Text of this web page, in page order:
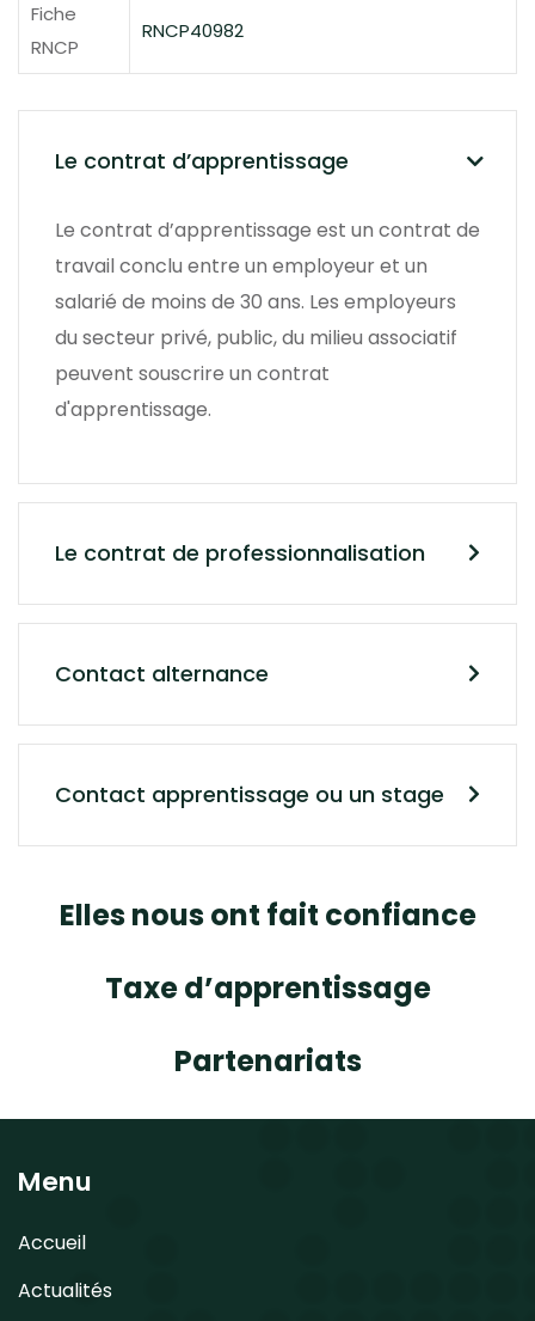
Fiche
RNCP
RNCP40982
Le contrat d’apprentissage
Le contrat d’apprentissage est un contrat de
travail conclu entre un employeur et un
salarié de moins de 30 ans. Les employeurs
du secteur privé, public, du milieu associatif
peuvent souscrire un contrat
d'apprentissage.
Le contrat de professionnalisation
Contact alternance
Contact apprentissage ou un stage
Elles nous ont fait confiance
Taxe d’apprentissage
Partenariats
Menu
Accueil
Actualités